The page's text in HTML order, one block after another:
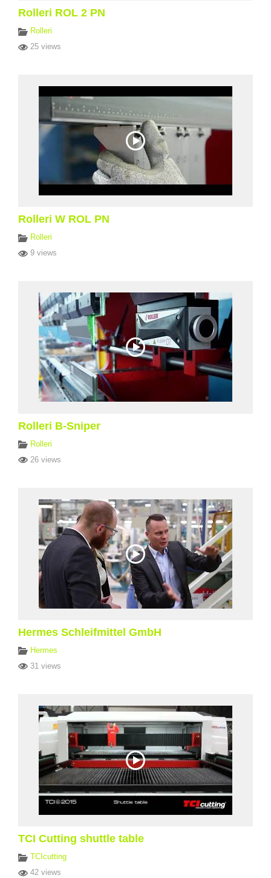
Rolleri ROL 2 PN
Rolleri
25 views
Rolleri W ROL PN
Rolleri
9 views
Rolleri B-Sniper
Rolleri
26 views
Hermes Schleifmittel GmbH
Hermes
31 views
TCI Cutting shuttle table
TCIcutting
42 views